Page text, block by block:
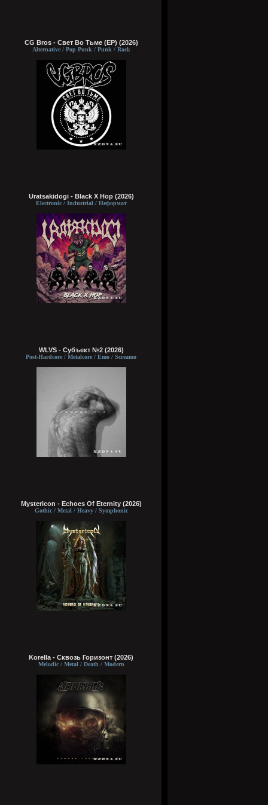
CG Bros - Свет Во Тьме (EP) (2026)
Alternative / Pop Punk / Punk / Rock
Uratsakidogi - Black X Hop (2026)
Electronic / Industrial / Неформат
WLVS - Субъект №2 (2026)
Post-Hardcore / Metalcore / Emo / Screamo
Mystericon - Echoes Of Eternity (2026)
Gothic / Metal / Heavy / Symphonic
Korella - Сквозь Горизонт (2026)
Melodic / Metal / Death / Modern